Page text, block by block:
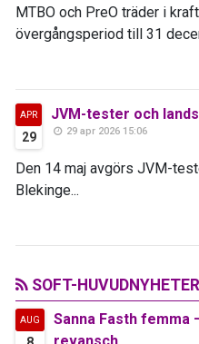
MTBO och PreO träder i
övergångsperiod till 31
APR
29
JVM-tester och
29 apr 2026 15:06
Den 14 maj avgörs JVM-
Blekinge...
SOFT-HUVUDNYHETER
AUG
Sanna Fasth